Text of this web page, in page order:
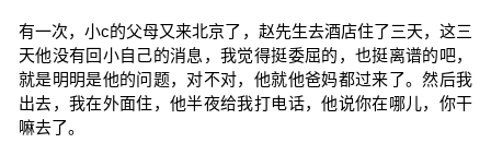
有一次，小c的父母又来北京了，赵先生去酒店住了三天，这三
天他没有回小自己的消息，我觉得挺委屈的，也挺离谱的吧，
就是明明是他的问题，对不对，他就他爸妈都过来了。然后我
出去，我在外面住，他半夜给我打电话，他说你在哪儿，你干
嘛去了。